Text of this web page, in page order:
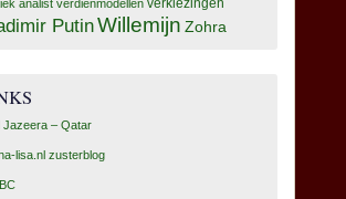
analist verdienmodellen verkiezingen
PutinWillemijn Zohra
Jazeera – Qatar
lisa.nl zusterblog